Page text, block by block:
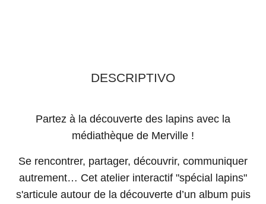
DESCRIPTIVO
Partez à la découverte des lapins avec la
médiathèque de Merville !
Se rencontrer, partager, découvrir, communiquer
autrement… Cet atelier interactif "spécial lapins"
s'articule autour de la découverte d’un album puis